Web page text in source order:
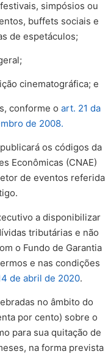
simpósios ou
buffets sociais e
de espetáculos;
cinematográfica; e
conforme o art. 21 da
de 2008.
os códigos da
Econômicas (CNAE)
de eventos referida
a disponibilizar
tributárias e não
o Fundo de Garantia
e nas condições
de abril de 2020.
no âmbito do
por cento) sobre o
para sua quitação de
na forma prevista